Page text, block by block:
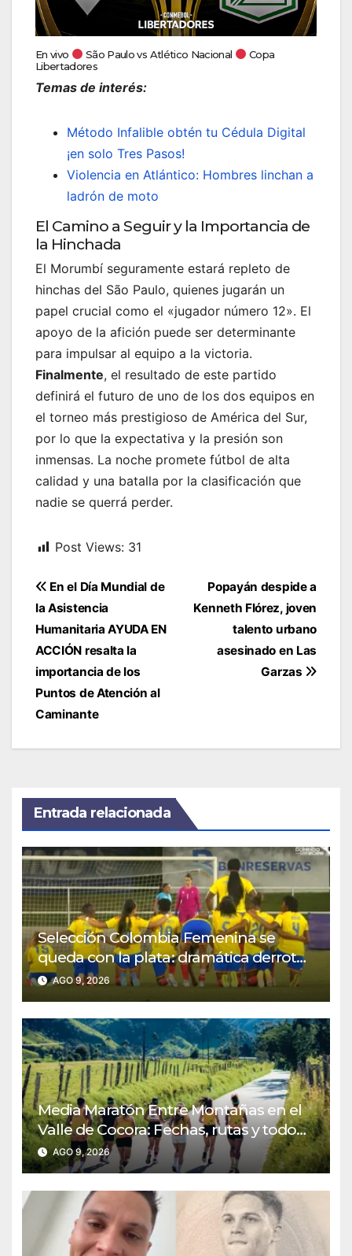
En vivo São Paulo vs Atlético Nacional
Copa
Libertadores
Temas de interés:
Método Infalible obtén tu Cédula Digital
¡en solo Tres Pasos!
Violencia en Atlántico: Hombres linchan a
ladrón de moto
El Camino a Seguir y la Importancia de
la Hinchada
El Morumbí seguramente estará repleto de
hinchas del São Paulo, quienes jugarán un
papel crucial como el «jugador número 12». El
apoyo de la afición puede ser determinante
para impulsar al equipo a la victoria.
Finalmente, el resultado de este partido
definirá el futuro de uno de los dos equipos en
el torneo más prestigioso de América del Sur,
por lo que la expectativa y la presión son
inmensas. La noche promete fútbol de alta
calidad y una batalla por la clasificación que
nadie se querrá perder.
Post Views: 31
Navegación
de
entradas
Popayán despide a
Kenneth Flórez, joven
talento urbano
asesinado en Las
Garzas
En el Día Mundial de
la Asistencia
Humanitaria AYUDA EN
ACCIÓN resalta la
importancia de los
Puntos de Atención al
Caminante
Entrada relacionada
Selección Colombia Femenina se
queda con la plata: dramática derrota
ante México en los Juegos
Centroamericanos y del Caribe
AGO 9, 2026
Media Maratón Entre Montañas en el
Valle de Cocora: Fechas, rutas y todo
sobre la gran fiesta del running en
Salento
AGO 9, 2026